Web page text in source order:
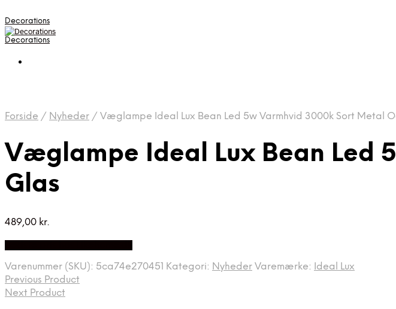
Decorations
Decorations
Forside / Nyheder / Væglampe Ideal Lux Bean Led 5w Varmhvid 3000k Sort Metal
Væglampe Ideal Lux Bean Led
Glas
489,00 kr.
Varenummer (SKU): 5ca74e270451 Kategori: Nyheder Varemærke: Ideal Lux
Previous Product
Next Product